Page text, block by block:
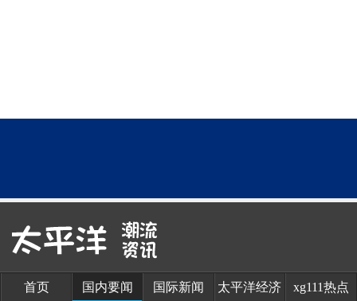
首页 国内要闻 国际新闻 太平洋经济 xg111热点